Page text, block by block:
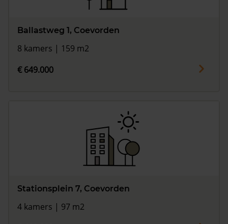
Ballastweg 1, Coevorden
8 kamers | 159 m2
€ 649.000
Stationsplein 7, Coevorden
4 kamers | 97 m2